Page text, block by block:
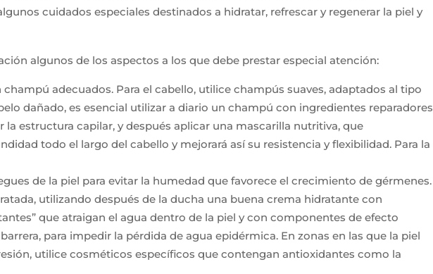
cuidados especiales destinados a hidratar, refrescar y regenerar la piel y
algunos de los aspectos a los que debe prestar especial atención:
adecuados. Para el cabello, utilice champús suaves, adaptados al tipo
dañado, es esencial utilizar a diario un champú con ingredientes reparadores
la estructura capilar, y después aplicar una mascarilla nutritiva, que
todo el largo del cabello y mejorará así su resistencia y flexibilidad. Para la
de la piel para evitar la humedad que favorece el crecimiento de gérmenes.
utilizando después de la ducha una buena crema hidratante con
que atraigan el agua dentro de la piel y con componentes de efecto
para impedir la pérdida de agua epidérmica. En zonas en las que la piel
utilice cosméticos específicos que contengan antioxidantes como la